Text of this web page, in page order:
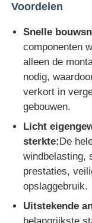
Voordelen
Snelle
componenten
alleen de
nodig,
verkort in
gebouwen.
Licht
sterkte:De
windbelasting,
prestaties,
opslaggebruik.
Uitstekende